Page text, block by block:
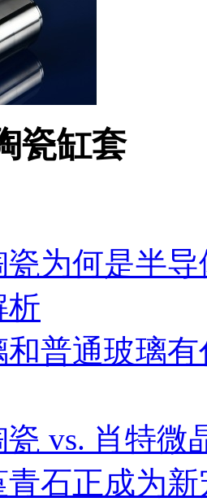
瓷缸套
为何是半
析
普通玻璃
vs. 肖特微
青石正成为